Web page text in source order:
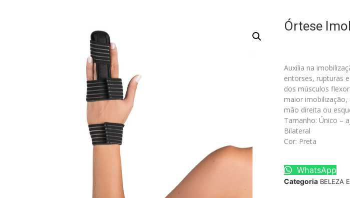
Órtese
Auxilia na
entorses, rupturas
dos músculos
maior imobilização,
mão direita ou
Tamanho: Único –
Bilateral
Cor: Preta
WhatsApp
Categoria BELEZA